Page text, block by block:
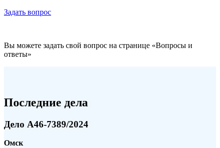
Задать вопрос
Вы можете задать свой вопрос на странице «Вопросы и
ответы»
Последние дела
Дело А46-7389/2024
Омск